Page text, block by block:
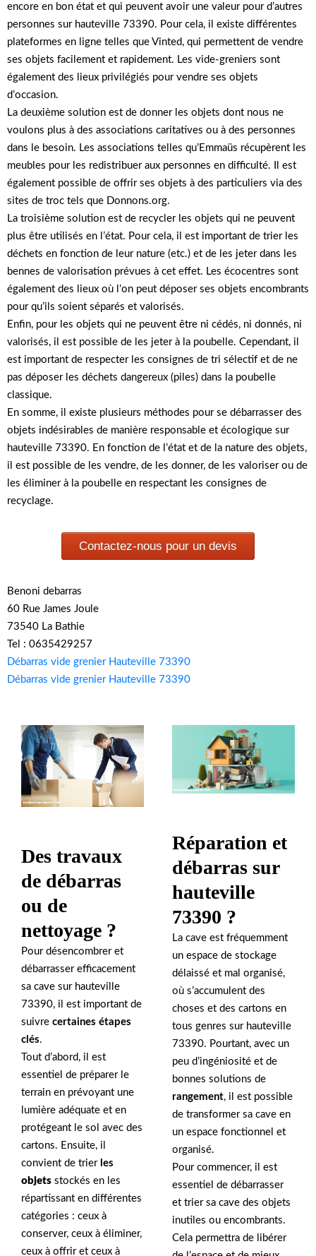
encore en bon état et qui peuvent avoir une valeur pour d’autres
personnes sur hauteville 73390. Pour cela, il existe différentes
plateformes en ligne telles que Vinted, qui permettent de vendre
ses objets facilement et rapidement. Les vide-greniers sont
également des lieux privilégiés pour vendre ses objets
d’occasion.
La deuxième solution est de donner les objets dont nous ne
voulons plus à des associations caritatives ou à des personnes
dans le besoin. Les associations telles qu’Emmaüs récupèrent les
meubles pour les redistribuer aux personnes en difficulté. Il est
également possible de offrir ses objets à des particuliers via des
sites de troc tels que Donnons.org.
La troisième solution est de recycler les objets qui ne peuvent
plus être utilisés en l’état. Pour cela, il est important de trier les
déchets en fonction de leur nature (etc.) et de les jeter dans les
bennes de valorisation prévues à cet effet. Les écocentres sont
également des lieux où l’on peut déposer ses objets encombrants
pour qu’ils soient séparés et valorisés.
Enfin, pour les objets qui ne peuvent être ni cédés, ni donnés, ni
valorisés, il est possible de les jeter à la poubelle. Cependant, il
est important de respecter les consignes de tri sélectif et de ne
pas déposer les déchets dangereux (piles) dans la poubelle
classique.
En somme, il existe plusieurs méthodes pour se débarrasser des
objets indésirables de manière responsable et écologique sur
hauteville 73390. En fonction de l’état et de la nature des objets,
il est possible de les vendre, de les donner, de les valoriser ou de
les éliminer à la poubelle en respectant les consignes de
recyclage.
Contactez-nous pour un devis
Benoni debarras
60 Rue James Joule
73540 La Bathie
Tel : 0635429257
Débarras vide grenier Hauteville 73390
Débarras vide grenier Hauteville 73390
Des travaux
de débarras
ou de
nettoyage ?
Pour désencombrer et
débarrasser efficacement
sa cave sur hauteville
73390, il est important de
suivre certaines étapes
clés.
Tout d’abord, il est
essentiel de préparer le
terrain en prévoyant une
lumière adéquate et en
protégeant le sol avec des
cartons. Ensuite, il
convient de trier les
objets stockés en les
répartissant en différentes
catégories : ceux à
conserver, ceux à éliminer,
ceux à offrir et ceux à
Réparation et
débarras sur
hauteville
73390 ?
La cave est fréquemment
un espace de stockage
délaissé et mal organisé,
où s’accumulent des
choses et des cartons en
tous genres sur hauteville
73390. Pourtant, avec un
peu d’ingéniosité et de
bonnes solutions de
rangement, il est possible
de transformer sa cave en
un espace fonctionnel et
organisé.
Pour commencer, il est
essentiel de débarrasser
et trier sa cave des objets
inutiles ou encombrants.
Cela permettra de libérer